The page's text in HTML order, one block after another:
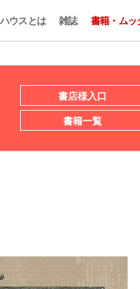
ウスとは 雑誌 書籍・ムッ
書店様入口
書籍一覧